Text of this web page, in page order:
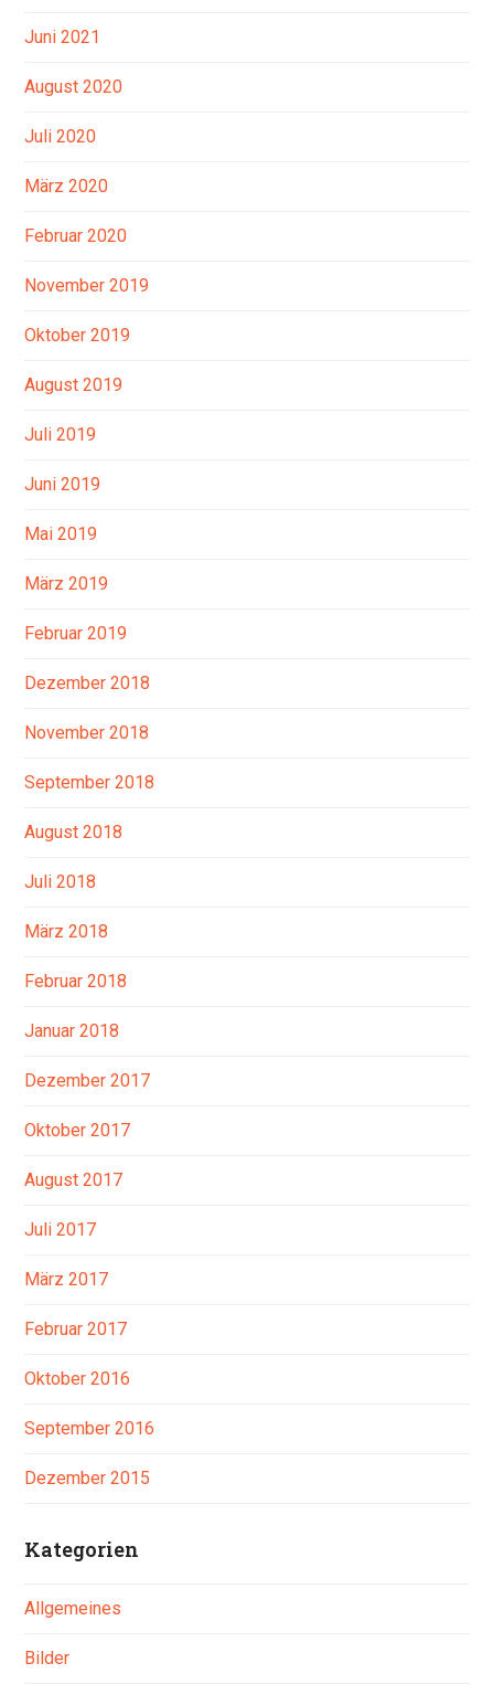
Juni 2021
August 2020
Juli 2020
März 2020
Februar 2020
November 2019
Oktober 2019
August 2019
Juli 2019
Juni 2019
Mai 2019
März 2019
Februar 2019
Dezember 2018
November 2018
September 2018
August 2018
Juli 2018
März 2018
Februar 2018
Januar 2018
Dezember 2017
Oktober 2017
August 2017
Juli 2017
März 2017
Februar 2017
Oktober 2016
September 2016
Dezember 2015
Kategorien
Allgemeines
Bilder